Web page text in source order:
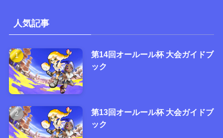
人気記事
第14回オールール杯 大会ガイドブ
ック
第13回オールール杯 大会ガイドブ
ック